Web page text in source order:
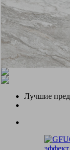
Лучшие